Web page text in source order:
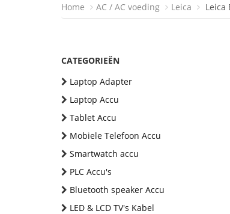
Home AC / AC voeding Leica Leica
CATEGORIEËN
Laptop Adapter
Laptop Accu
Tablet Accu
Mobiele Telefoon Accu
Smartwatch accu
PLC Accu's
Bluetooth speaker Accu
LED & LCD TV's Kabel